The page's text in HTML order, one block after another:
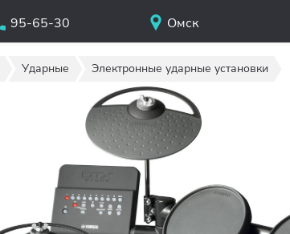
95-65-30 Омск
Ударные Электронные ударные установки